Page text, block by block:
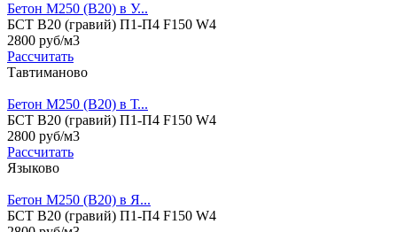
Бетон М250 (B20) в У...
БСТ В20 (гравий) П1-П4 F150 W4
2800 руб/м3
Рассчитать
Тавтиманово
Бетон М250 (B20) в Т...
БСТ В20 (гравий) П1-П4 F150 W4
2800 руб/м3
Рассчитать
Языково
Бетон М250 (B20) в Я...
БСТ В20 (гравий) П1-П4 F150 W4